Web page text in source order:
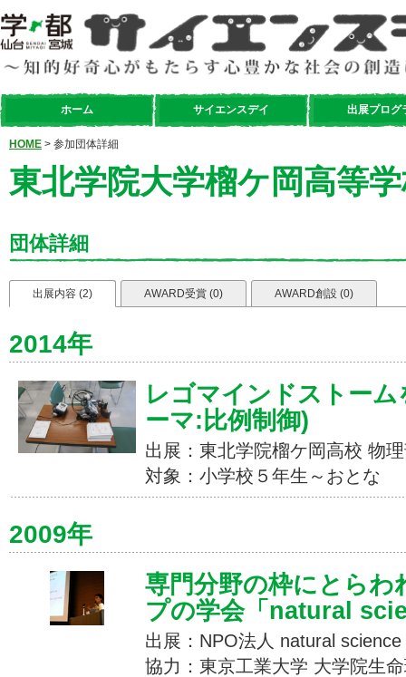
ホーム サイエンスデイ 出展プログ
HOME > 参加団体詳細
東北学院大学榴ケ岡高等
団体詳細
出展内容 (2) AWARD受賞 (0) AWARD創設 (0)
2014年
レゴマインドストー
ーマ:比例制御)
出展：東北学院榴ケ岡高校 物
対象：小学校５年生～おとな
2009年
専門分野の枠にとらわ
プの学会「natural
出展：NPO法人 natural science
協力：東京工業大学 大学院生